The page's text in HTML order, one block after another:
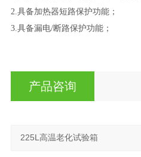
2. 具备加热器短路保护功能；
3. 具备漏电/断路保护功能；
产品咨询